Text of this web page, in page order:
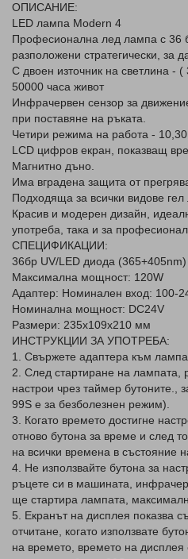
ОПИСАНИЕ:
LED лампа Modern 4
Професионална лед лампа с 36
разположени стратегически, за
С двоен източник на светлина -
50000 часа живот
Инфрачервен сензор за
при поставяне на ръката.
Четири режима на работа -
LCD цифров екран, показващ
Магнитно дъно.
Има вградена защита от
Подходяща за всички видове гел
Красив и модерен дизайн,
употреба, така и за
СПЕЦИФИКАЦИИ:
36бр UV/LED диода (365+405nm)
Максимална мощност: 120W
Адаптер: Номинален вход: 100-
Номинална мощност: DC24V
Размери: 235x109x210 мм
ИНСТРУКЦИИ ЗА УПОТРЕБА:
1. Свържете адаптера към
2. След стартиране на лампата,
настрои чрез таймер бутоните.,
99S е за безболезнен режим).
3. Когато времето достигне
отново бутона за време и след
на всички времена в състояние
4. Не използвайте бутона за
ръцете си в машината,
ще стартира лампата,
5. Екранът на дисплея показва
отчитане, когато използвате
на времето, времето на дисплея